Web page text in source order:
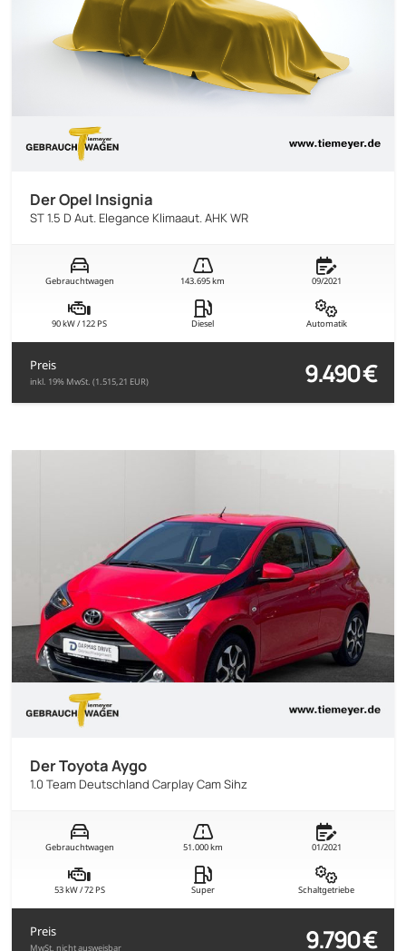
Der Opel Insignia
ST 1.5 D Aut. Elegance Klimaaut. AHK WR
Gebrauchtwagen 143.695 km 09/2021
90 kW / 122 PS Diesel Automatik
Preis
inkl. 19% MwSt. (1.515,21 EUR) 9.490 €
Der Toyota Aygo
1.0 Team Deutschland Carplay Cam Sihz
Gebrauchtwagen 51.000 km 01/2021
53 kW / 72 PS Super Schaltgetriebe
Preis
MwSt. nicht ausweisbar 9.790 €